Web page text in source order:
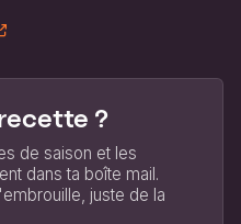
?
de saison et les
dans ta boîte mail.
juste de la